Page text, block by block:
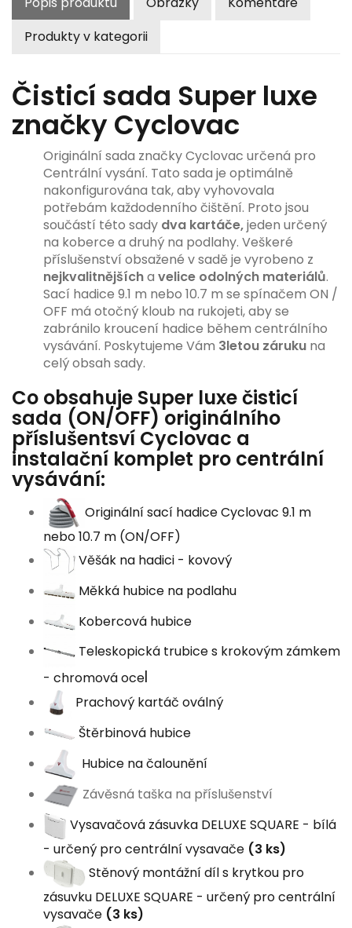
Produkty v kategorii
Čisticí sada Super luxe
značky Cyclovac
Originální sada značky Cyclovac určená pro
Centrální vysání. Tato sada je optimálně
nakonfigurována tak, aby vyhovovala
potřebám každodenního čištění. Proto jsou
součástí této sady dva kartáče,jeden určený
na koberce a druhý na podlahy. Veškeré
příslušenství obsažené v sadě je vyrobeno z
nejkvalitnějšícha velice odolných materiálů.
Sací hadice 9.1 m nebo 10.7 m se spínačem ON /
OFF má otočný kloub na rukojeti, aby se
zabránilo kroucení hadice během centrálního
vysávání. Poskytujeme Vám 3letou záruku na
celý obsah sady.
Co obsahuje Super luxe čisticí
sada (ON/OFF) originálního
příslušentsví Cyclovac a
instalační komplet pro centrální
vysávání:
Originální sací hadice Cyclovac 9.1 m
nebo 10.7 m (ON/OFF)
Věšák na hadici - kovový
Měkká hubice na podlahu
Kobercová hubice
Teleskopická trubice s krokovým zámkem
- chromová ocel
Prachový kartáč oválný
Štěrbinová hubice
Hubice na čalounění
Závěsná taška na příslušenství
Vysavačová zásuvka DELUXE SQUARE - bílá
- určený pro centrální vysavače (3 ks)
Stěnový montážní díl s krytkou pro
zásuvku DELUXE SQUARE - určený pro centrální
vysavače (3 ks)